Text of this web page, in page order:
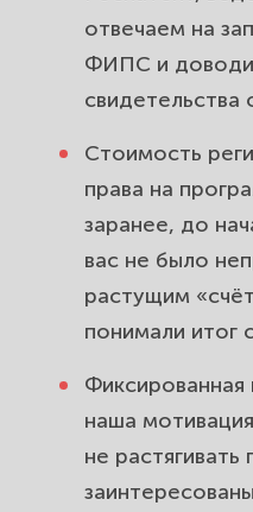
отвечаем на
ФИПС и
свидетельства
Стоимость
права на
заранее, до
вас не было
растущим
понимали итог
наша
не